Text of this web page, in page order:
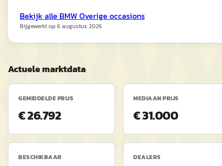
Bekijk alle BMW Overige occasions
Bijgewerkt op6 augustus 2026
Actuele marktdata
GEMIDDELDE PRIJS
€ 26.792
MEDIAAN PRIJS
€ 31.000
BESCHIKBAAR DEALERS